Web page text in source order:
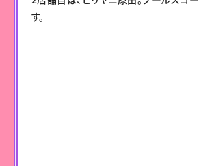
す。